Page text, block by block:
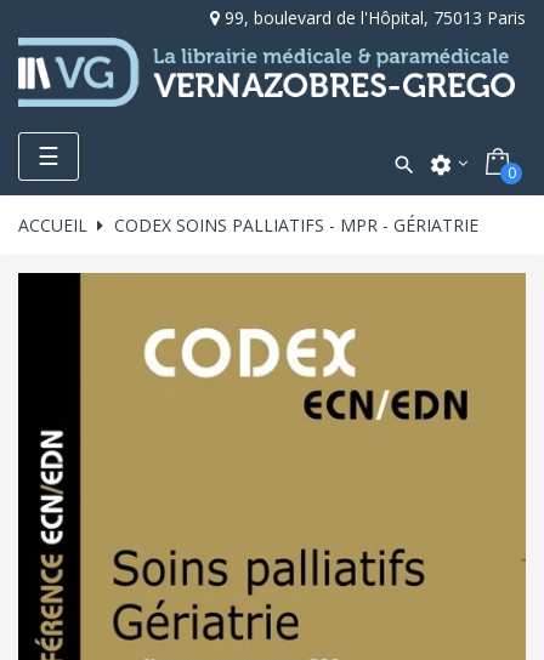
99, boulevard de l'Hôpital, 75013 Paris
Toggle
navigation
☰  settings 0
ACCUEIL CODEX SOINS PALLIATIFS - MPR - GÉRIATRIE